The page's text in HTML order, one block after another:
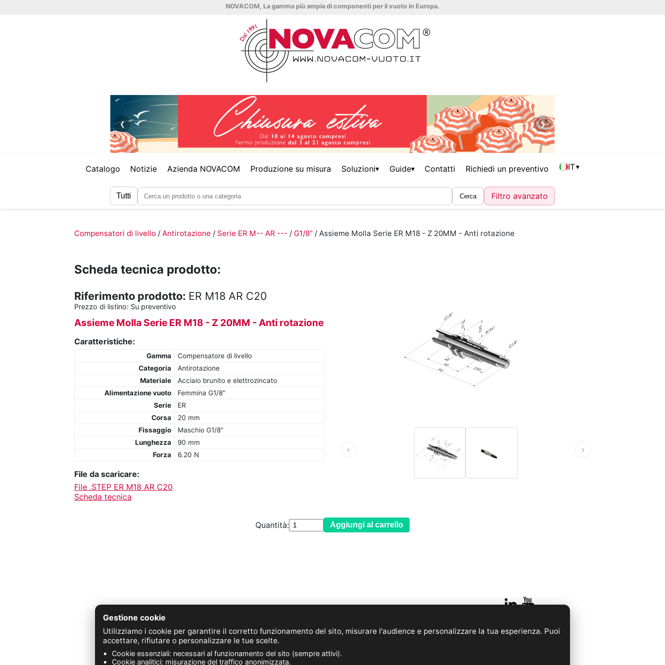
NOVACOM, La gamma più ampia di componenti per il vuoto in Europa.
❮ ❯
Catalogo Notizie Azienda NOVACOM Produzione su misura Soluzioni▾ Guide▾ Contatti Richiedi un preventivo IT▾
Tutti Cerca Filtro avanzato
Compensatori di livello / Antirotazione / Serie ER M-- AR --- / G1/8“ / Assieme Molla Serie ER M18 - Z 20MM - Anti rotazione
Scheda tecnica prodotto:
Riferimento prodotto: ER M18 AR C20
Prezzo di listino: Su preventivo
Assieme Molla Serie ER M18 - Z 20MM - Anti rotazione
Caratteristiche:
Gamma
Compensatore di livello
Categoria
Antirotazione
Materiale
Acciaio brunito e elettrozincato
Alimentazione vuoto
Femmina G1/8"
Serie
ER
Corsa
20 mm
Fissaggio
Maschio G1/8"
Lunghezza
90 mm
Forza
6.20 N
File da scaricare:
File .STEP ER M18 AR C20
‹ ›
Scheda tecnica
Quantità: Aggiungi al carrello
© 2026 NOVACOM (IT)
Z.A. de Sars et Rosières - 30, rue de l'épau - 59230 ROSULT - Francia
Telefono. : +33 (0)3 27 30 53 53
Partita IVA : FR57 381 120 484
Gestione cookie
Utilizziamo i cookie per garantire il corretto funzionamento del sito, misurare l'audience e personalizzare la tua esperienza. Puoi
accettare, rifiutare o personalizzare le tue scelte.
Cookie essenziali: necessari al funzionamento del sito (sempre attivi).
Cookie analitici: misurazione del traffico anonimizzata.